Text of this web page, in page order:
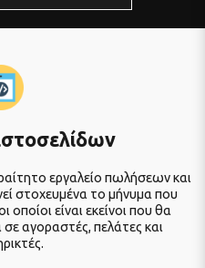
εργαλείο πωλήσεων και
στοχευμένα το μήνυμα που
είναι εκείνοι που θα
αγοραστές, πελάτες και